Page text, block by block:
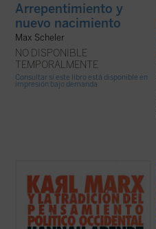
Arrepentimiento y
nuevo nacimiento
Max Scheler
NO DISPONIBLE
TEMPORALMENTE
Consultar si este libro está disponible en
impresión bajo demanda
político occidental
fue escrito en un
momento crucial de la biografía intelectual
de Arendt, y en él se perfila por primera
vez la tesis fundamental de la autora de
que la obra de Marx suponía la ...(ver ficha)